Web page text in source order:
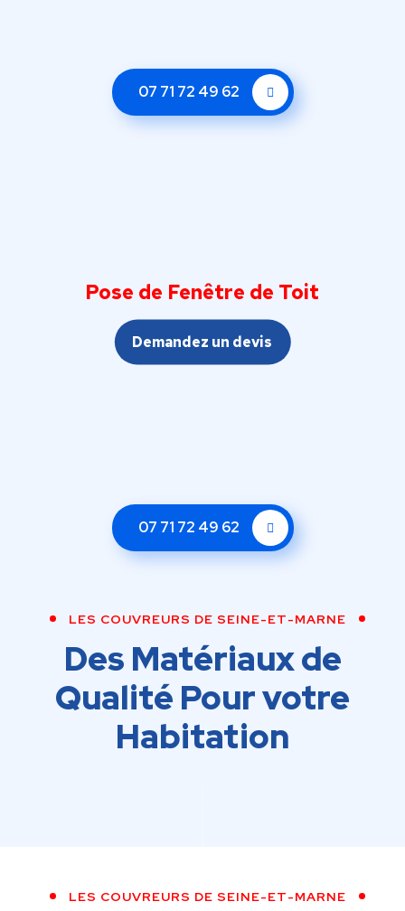
07 71 72 49 62
Pose de Fenêtre de Toit
Demandez un devis
07 71 72 49 62
LES COUVREURS DE SEINE-ET-MARNE
Des Matériaux de
Qualité Pour votre
Habitation
LES COUVREURS DE SEINE-ET-MARNE